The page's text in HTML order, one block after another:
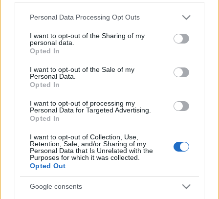
Please note that this website/app uses one or more Google
not limited to your visit or usage behaviour. You may click to
grant or deny consent to Google and its third-party tags to
use your data for below specified purposes in below Google
consent section.
Personal Data Processing Opt Outs
I want to opt-out of the Sharing of my
personal data.
Opted In
I want to opt-out of the Sale of my
Personal Data.
Opted In
I want to opt-out of processing my
Personal Data for Targeted Advertising.
Opted In
I want to opt-out of Collection, Use,
Retention, Sale, and/or Sharing of my
Personal Data that Is Unrelated with the
Purposes for which it was collected.
Opted Out
Google consents
Zsigmond Kirkécímű művének felolvasószínházi
bemutatóját láthatják az érdeklődők
rendezésében, este a Pécsi Harmadik Színház
műhelybemutatójára,
Kedden a Művészetek Házában szakmai beszélgetést
tartanakJuhász Kristóf Pestis 41. című darabja kapcsán
Apokalipszis színházacímmel. A beszélgetésre
Heller
Ágnesfilozófust és
a szervezők. A programban az alkotást többek között
Térey János
,